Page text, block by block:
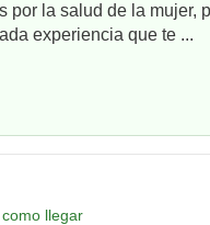
por la salud de la mujer,
experiencia que te ...
llegar